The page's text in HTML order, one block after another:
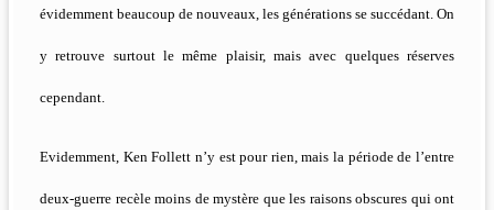
évidemment beaucoup de nouveaux, les générations se succédant. On
y retrouve surtout le même plaisir, mais avec quelques réserves
cependant.
Evidemment, Ken Follett n’y est pour rien, mais la période de l’entre
deux-guerre recèle moins de mystère que les raisons obscures qui ont